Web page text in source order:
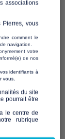
face à
associations
vous
comment le
navigation.
votre
de nos
identifiants à
vous.
du site
pourrait être
le centre de
rubrique